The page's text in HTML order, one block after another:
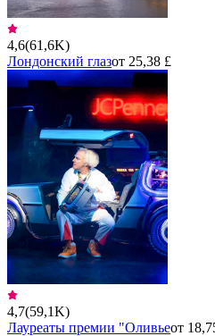
4,6(61,6K)
Лондонский глазот 25,38 £
4,7(59,1K)
Лауреаты премии "Оливьеот